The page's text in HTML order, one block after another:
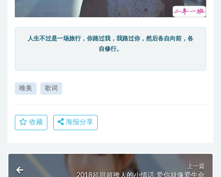
人生不过是一场旅行，你路过我，我路过你，然后各自向前，各
自修行。
唯美 歌词
收藏 海报分享
上一篇
2018超甜超撩人的小情话 爱你就像爱生命